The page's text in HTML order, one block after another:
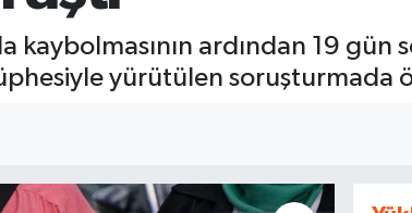
kaybolmasının ardından 19 gün
yürütülen soruşturmada